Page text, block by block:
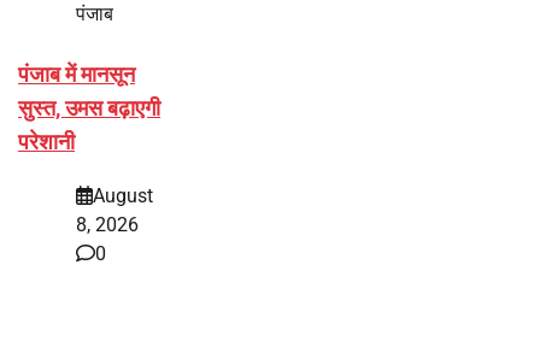
पंजाब
पंजाब में मानसून
सुस्त, उमस बढ़ाएगी
परेशानी
August
8, 2026
0